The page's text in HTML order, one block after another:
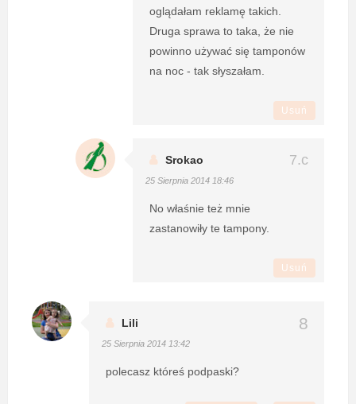
oglądałam reklamę takich.
Druga sprawa to taka, że nie
powinno używać się tamponów
na noc - tak słyszałam.
Usuń
Srokao
25 Sierpnia 2014 18:46
No właśnie też mnie
zastanowiły te tampony.
Usuń
Lili
25 Sierpnia 2014 13:42
polecasz któreś podpaski?